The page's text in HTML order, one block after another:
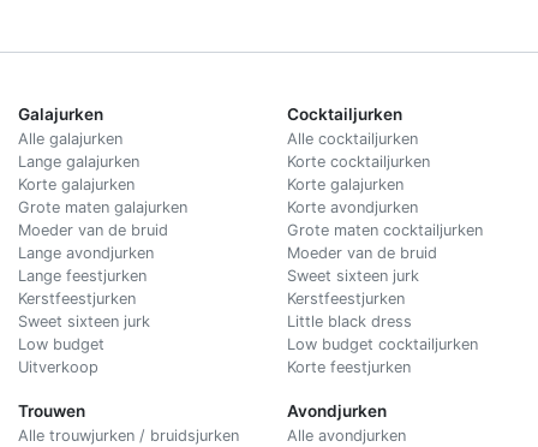
Galajurken
Alle galajurken
Lange galajurken
Korte galajurken
Grote maten galajurken
Moeder van de bruid
Lange avondjurken
Lange feestjurken
Kerstfeestjurken
Sweet sixteen jurk
Low budget
Uitverkoop
Trouwen
Alle trouwjurken / bruidsjurken
Cocktailjurken
Alle cocktailjurken
Korte cocktailjurken
Korte galajurken
Korte avondjurken
Grote maten cocktailjurken
Moeder van de bruid
Sweet sixteen jurk
Kerstfeestjurken
Little black dress
Low budget cocktailjurken
Korte feestjurken
Avondjurken
Alle avondjurken